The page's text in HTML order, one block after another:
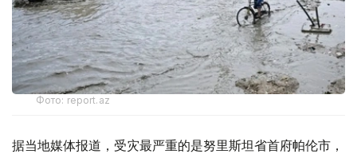
Фото: report.az
据当地媒体报道，受灾最严重的是努里斯坦省首府帕伦市，